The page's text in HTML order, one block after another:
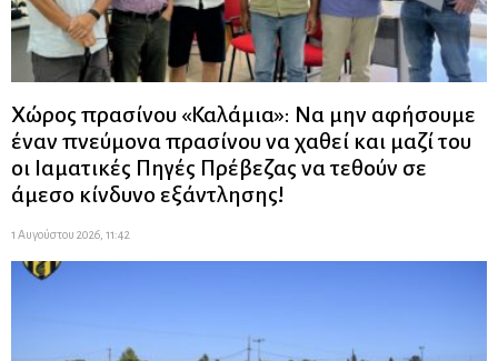
Χώρος πρασίνου «Καλάμια»: Να μην αφήσουμε
έναν πνεύμονα πρασίνου να χαθεί και μαζί του
οι Ιαματικές Πηγές Πρέβεζας να τεθούν σε
άμεσο κίνδυνο εξάντλησης!
1 Αυγούστου 2026, 11:42